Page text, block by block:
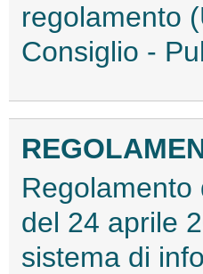
regolamento
Consiglio -
del 24 aprile
sistema di